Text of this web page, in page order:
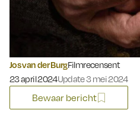
Jos van der BurgFilmrecensent
Gepubliceerd op:
23 april 2024Update 3 mei 2024
Bewaar bericht